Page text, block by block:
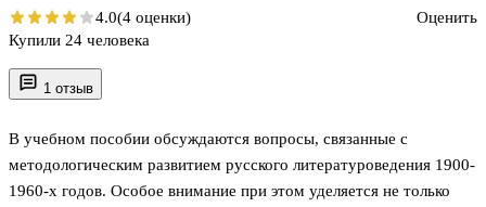
1 отзыв
В учебном пособии обсуждаются вопросы, связанные с
методологическим развитием русского литературоведения 1900-
1960-х годов. Особое внимание при этом уделяется не только
4.0(4 оценки)
Оценить
Купили 24 человека